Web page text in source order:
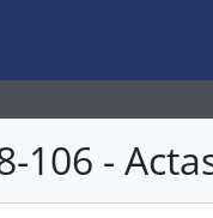
-